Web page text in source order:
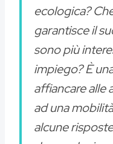
ecologica?
garantisce il
sono più
impiego? È
affiancare alle
ad una
alcune